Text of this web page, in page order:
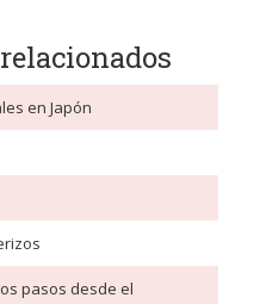
en Japón
pasos desde el